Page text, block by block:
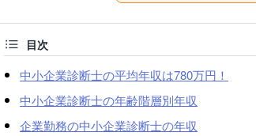
目次
中小企業診断士の平均年収は780万円！
中小企業診断士の年齢階層別年収
企業勤務の中小企業診断士の年収